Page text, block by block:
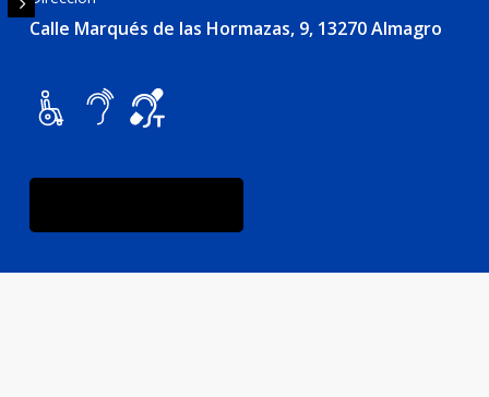
Calle Marqués de las Hormazas, 9, 13270 Almagro